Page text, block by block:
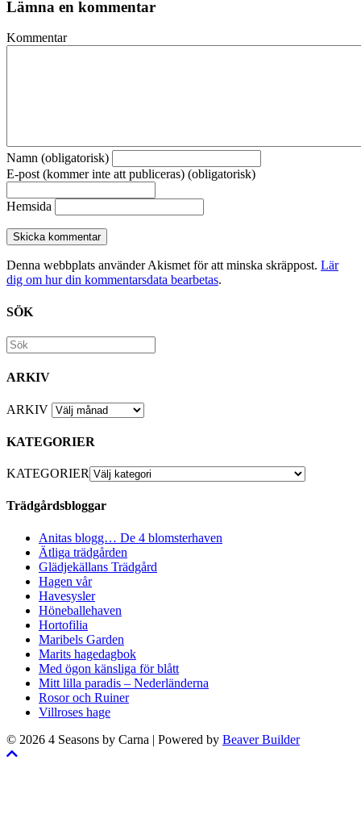
Lämna en kommentar
Kommentar
Namn (obligatorisk)
E-post (kommer inte att publiceras) (obligatorisk)
Hemsida
Denna webbplats använder Akismet för att minska skräppost. Lär
dig om hur din kommentarsdata bearbetas.
SÖK
ARKIV
ARKIV
KATEGORIER
KATEGORIER
Trädgårdsbloggar
Anitas blogg… De 4 blomsterhaven
Ätliga trädgården
Glädjekällans Trädgård
Hagen vår
Havesysler
Höneballehaven
Hortofilia
Maribels Garden
Marits hagedagbok
Med ögon känsliga för blått
Mitt lilla paradis – Nederländerna
Rosor och Ruiner
Villroses hage
© 2026 4 Seasons by Carna | Powered by Beaver Builder
Skrolla